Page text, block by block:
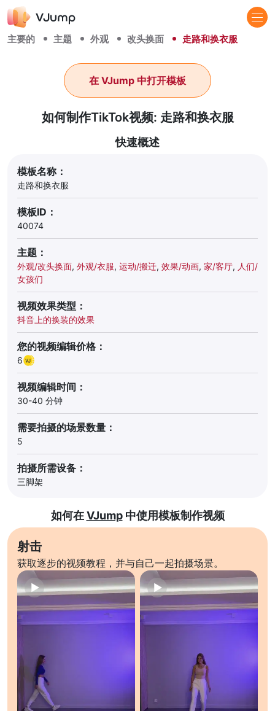
主要的 主题 外观 改头换面 走路和换衣服
如何制作TikTok视频: 走路和换衣服
在 VJump 中打开模板
快速概述
模板名称：
走路和换衣服
模板ID：
40074
主题：
外观/改头换面, 外观/衣服, 运动/搬迁, 效果/动画, 家/客厅, 人们/
女孩们
视频效果类型：
抖音上的换装的效果
您的视频编辑价格：
6
视频编辑时间：
30-40 分钟
需要拍摄的场景数量：
5
拍摄所需设备：
三脚架
如何在VJump中使用模板制作视频
射击
获取逐步的视频教程，并与自己一起拍摄场景。